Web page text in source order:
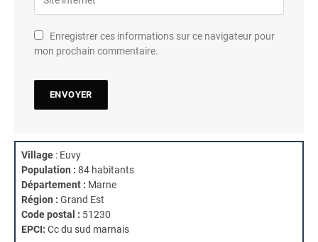
Enregistrer ces informations sur ce navigateur pour
mon prochain commentaire.
Village : Euvy
Population : 84 habitants
Département : Marne
Région : Grand Est
Code postal : 51230
EPCI: Cc du sud marnais